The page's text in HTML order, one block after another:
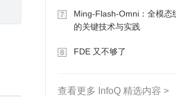
7
Ming-Flash-Omni：全模态
的关键技术与实践
8 FDE 又不够了
查看更多 InfoQ 精选内容 >